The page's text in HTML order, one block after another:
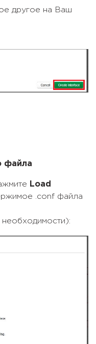
другое на Ваш
файла
Load
.conf файла
необходимости):